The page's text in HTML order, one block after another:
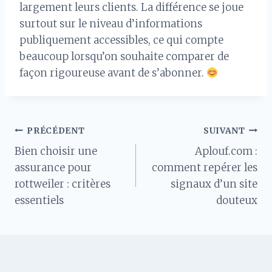
largement leurs clients. La différence se joue
surtout sur le niveau d’informations
publiquement accessibles, ce qui compte
beaucoup lorsqu’on souhaite comparer de
façon rigoureuse avant de s’abonner.
Navigation
de
l’article
PRÉCÉDENT
Bien choisir une
assurance pour
rottweiler : critères
essentiels
SUIVANT
Aplouf.com :
comment repérer les
signaux d’un site
douteux